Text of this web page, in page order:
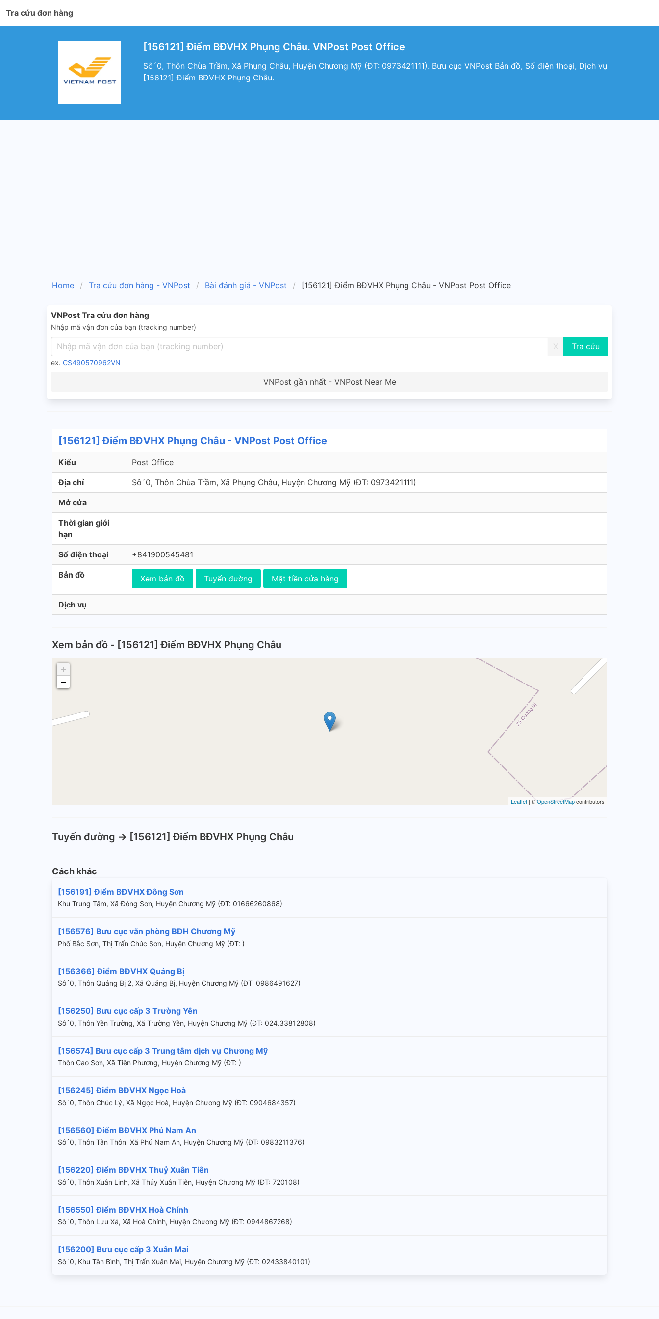
Tra cứu đơn hàng
[156121] Điểm BĐVHX Phụng Châu. VNPost Post Office
Sô´0, Thôn Chùa Trầm, Xã Phụng Châu, Huyện Chương Mỹ (ÐT: 0973421111). Bưu cục VNPost Bản đồ, Số điện thoại, Dịch vụ
[156121] Điểm BĐVHX Phụng Châu.
Home Tra cứu đơn hàng - VNPost Bài đánh giá - VNPost [156121] Điểm BĐVHX Phụng Châu - VNPost Post Office
VNPost Tra cứu đơn hàng
Nhập mã vận đơn của bạn (tracking number)
X
ex. CS490570962VN
VNPost gần nhất - VNPost Near Me
[156121] Điểm BĐVHX Phụng Châu - VNPost Post Office
Kiểu Post Office
Địa chỉ Sô´0, Thôn Chùa Trầm, Xã Phụng Châu, Huyện Chương Mỹ (ÐT: 0973421111)
Mở cửa
Thời gian giới
hạn
Số điện thoại +841900545481
Bản đồ Xem bản đồ Tuyến đường Mặt tiền cửa hàng
Dịch vụ
Xem bản đồ - [156121] Điểm BĐVHX Phụng Châu
+
−
Leaflet | ©OpenStreetMapcontributors
Tuyến đường -> [156121] Điểm BĐVHX Phụng Châu
Cách khác
[156191] Điểm BĐVHX Đông Sơn
Khu Trung Tâm, Xã Đông Sơn, Huyện Chương Mỹ (ÐT: 01666260868)
[156576] Bưu cục văn phòng BĐH Chương Mỹ
Phố Bắc Sơn, Thị Trấn Chúc Sơn, Huyện Chương Mỹ (ÐT: )
[156366] Điểm BĐVHX Quảng Bị
Sô´0, Thôn Quảng Bị 2, Xã Quảng Bị, Huyện Chương Mỹ (ÐT: 0986491627)
[156250] Bưu cục cấp 3 Trường Yên
Sô´0, Thôn Yên Trường, Xã Trường Yên, Huyện Chương Mỹ (ÐT: 024.33812808)
[156574] Bưu cục cấp 3 Trung tâm dịch vụ Chương Mỹ
Thôn Cao Sơn, Xã Tiên Phương, Huyện Chương Mỹ (ÐT: )
[156245] Điểm BĐVHX Ngọc Hoà
Sô´0, Thôn Chúc Lý, Xã Ngọc Hoà, Huyện Chương Mỹ (ÐT: 0904684357)
[156560] Điểm BĐVHX Phú Nam An
Sô´0, Thôn Tân Thôn, Xã Phú Nam An, Huyện Chương Mỹ (ÐT: 0983211376)
[156220] Điểm BĐVHX Thuỷ Xuân Tiên
Sô´0, Thôn Xuân Linh, Xã Thủy Xuân Tiên, Huyện Chương Mỹ (ÐT: 720108)
[156550] Điểm BĐVHX Hoà Chính
Sô´0, Thôn Lưu Xá, Xã Hoà Chính, Huyện Chương Mỹ (ÐT: 0944867268)
[156200] Bưu cục cấp 3 Xuân Mai
Sô´0, Khu Tân Bình, Thị Trấn Xuân Mai, Huyện Chương Mỹ (ÐT: 02433840101)